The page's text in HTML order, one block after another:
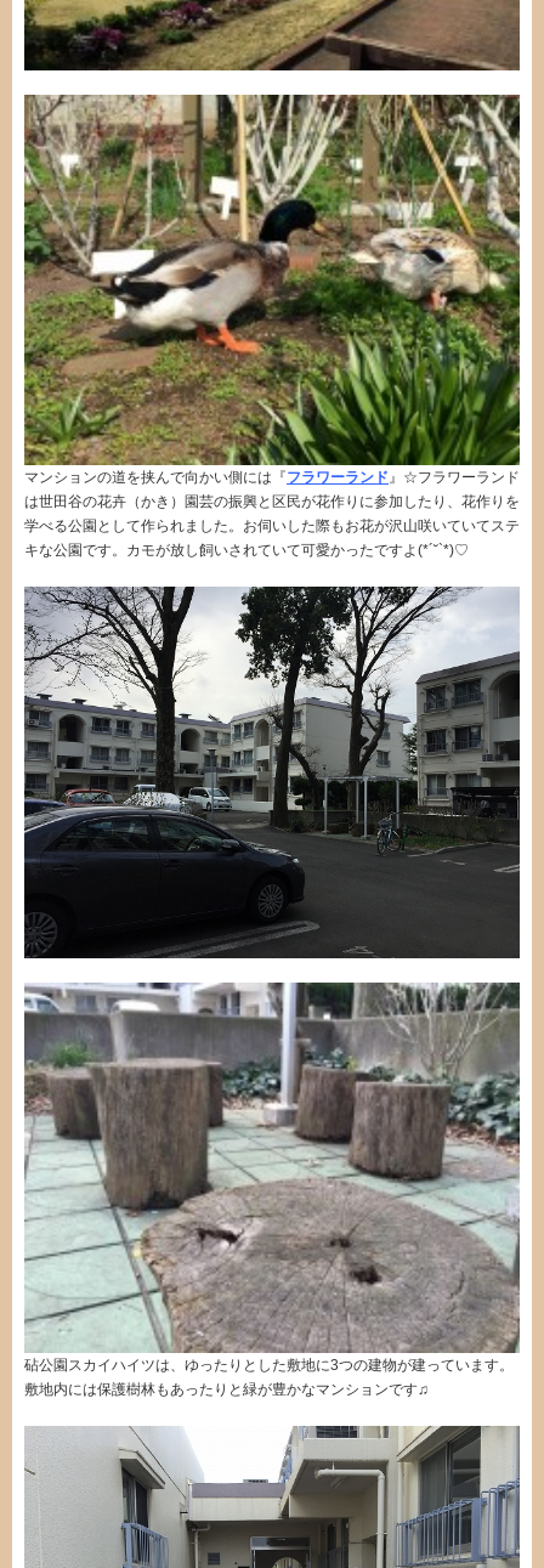
マンションの道を挟んで向かい側には『フラワーランド』☆フラワーランド
は世田谷の花卉（かき）園芸の振興と区民が花作りに参加したり、花作りを
学べる公園として作られました。お伺いした際もお花が沢山咲いていてステ
キな公園です。カモが放し飼いされていて可愛かったですよ(*´˘`*)♡
砧公園スカイハイツは、ゆったりとした敷地に3つの建物が建っています。
敷地内には保護樹林もあったりと緑が豊かなマンションです♫